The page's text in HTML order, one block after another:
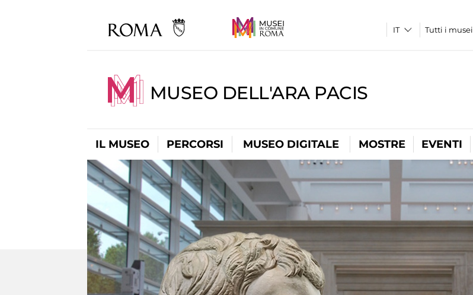
Tutti i musei
MUSEO DELL'ARA PACIS
IL MUSEO PERCORSI MUSEO DIGITALE MOSTRE EVENTI